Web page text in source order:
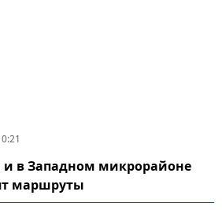
и в Западном микрорайоне
маршруты